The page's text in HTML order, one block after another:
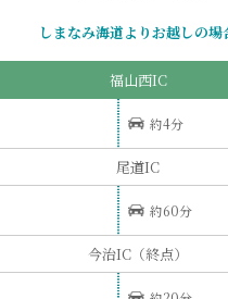
しまなみ海道よりお越しの場
福山西IC
約4分
尾道IC
約60分
今治IC（終点）